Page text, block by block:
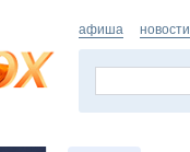
афиша новости